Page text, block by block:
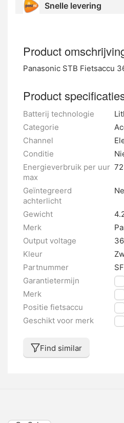
Snelle levering
Product
Panasonic STB Fietsaccu
Product
Batterij technologie
Categorie
Channel
Conditie
Energieverbruik per uur
max
Geïntegreerd
achterlicht
Gewicht
Merk
Output voltage
Kleur
Partnummer
Garantietermijn
2
Merk
Positie fietsaccu
Geschikt voor merk
Find similar